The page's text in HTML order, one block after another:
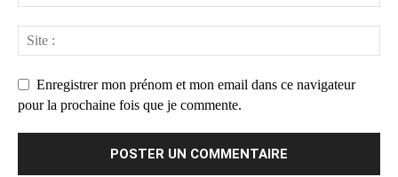
Enregistrer mon prénom et mon email dans ce navigateur
pour la prochaine fois que je commente.